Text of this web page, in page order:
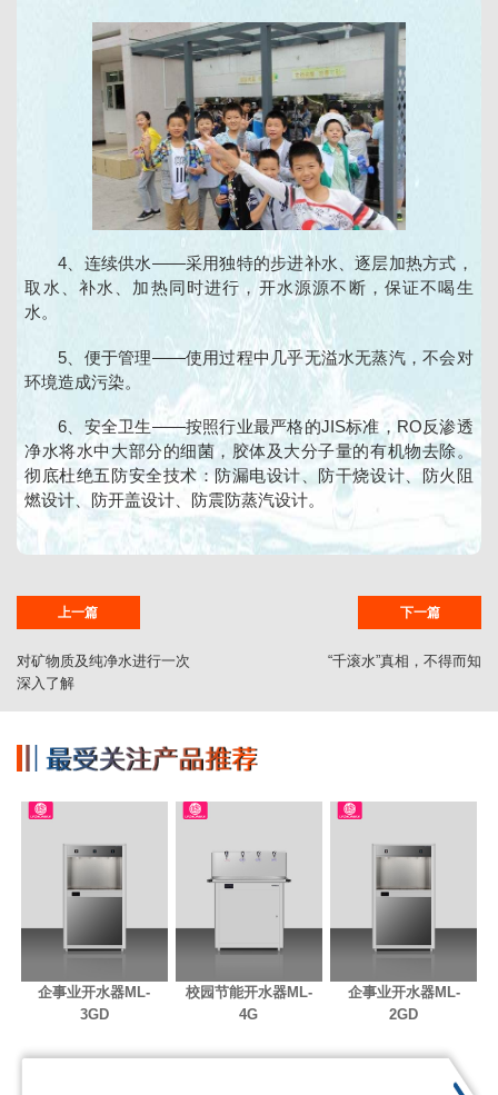
4、连续供水——采用独特的步进补水、逐层加热方式，
取水、补水、加热同时进行，开水源源不断，保证不喝生
水。
5、便于管理——使用过程中几乎无溢水无蒸汽，不会对
环境造成污染。
6、安全卫生——按照行业最严格的JIS标准，RO反渗透
净水将水中大部分的细菌，胶体及大分子量的有机物去除。
彻底杜绝五防安全技术：防漏电设计、防干烧设计、防火阻
燃设计、防开盖设计、防震防蒸汽设计。
上一篇
对矿物质及纯净水进行一次
深入了解
下一篇
“千滚水”真相，不得而知
企事业开水器ML-
3GD
校园节能开水器ML-
4G
企事业开水器ML-
2GD